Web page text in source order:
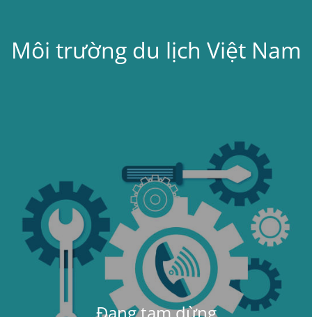
Môi trường du lịch Việt Nam
Đang tạm dừng